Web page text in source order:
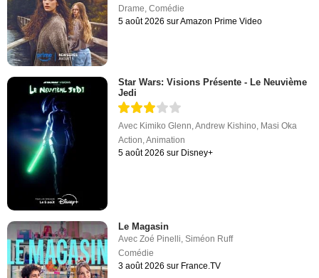
Drame ,Comédie
5 août 2026 sur Amazon Prime Video
Star Wars: Visions Présente - Le Neuvième
Jedi
Avec Kimiko Glenn,Andrew Kishino, Masi Oka
Action,Animation
5 août 2026 sur Disney+
Le Magasin
AvecZoé Pinelli,Siméon Ruff
Comédie
3 août 2026 sur France.TV